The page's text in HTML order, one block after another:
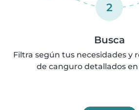
2
Busca
Filtra según tus necesidades y
de canguro detallados